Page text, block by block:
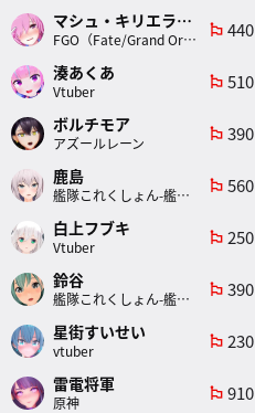
マシュ・キリエライト
FGO（Fate/Grand Order）
emoji_flags 440
湊あくあ
Vtuber
emoji_flags 510
ボルチモア
アズールレーン
emoji_flags 390
鹿島
艦隊これくしょん-艦これ-
emoji_flags 560
白上フブキ
Vtuber
emoji_flags 250
鈴谷
艦隊これくしょん-艦これ-
emoji_flags 390
星街すいせい
vtuber
emoji_flags 230
雷電将軍
原神
emoji_flags 910